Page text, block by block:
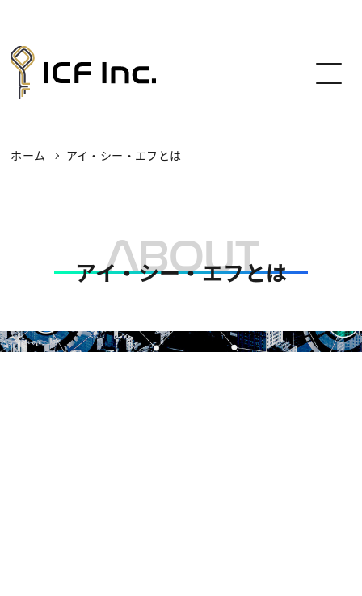
ホーム アイ・シー・エフとは
アイ・シー・エフとは